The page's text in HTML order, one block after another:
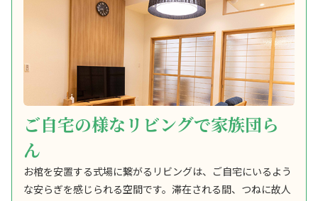
ご自宅の様なリビングで家族団ら
ん
お棺を安置する式場に繋がるリビングは、ご自宅にいるよう
な安らぎを感じられる空間です。滞在される間、つねに故人